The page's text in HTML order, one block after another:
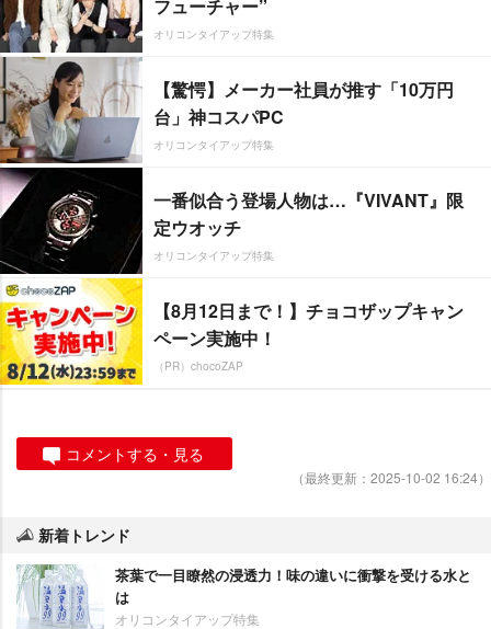
フューチャー”
オリコンタイアップ特集
【驚愕】メーカー社員が推す「10万円
台」神コスパPC
オリコンタイアップ特集
一番似合う登場人物は…『VIVANT』限
定ウオッチ
オリコンタイアップ特集
【8月12日まで！】チョコザップキャン
ペーン実施中！
（PR）chocoZAP
コメントする・見る
（最終更新：2025-10-02 16:24）
新着トレンド
茶葉で一目瞭然の浸透力！味の違いに衝撃を受ける水と
は
オリコンタイアップ特集